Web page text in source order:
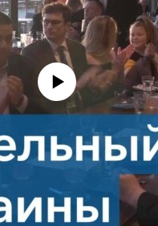
source currently